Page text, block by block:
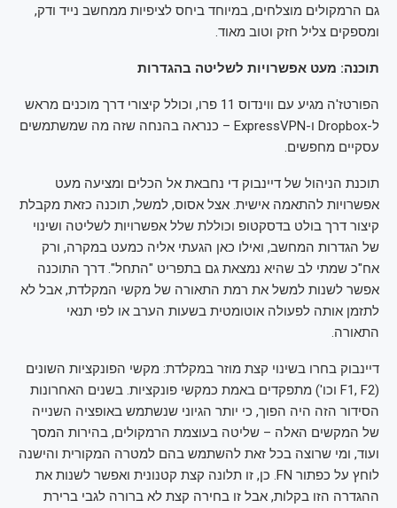
גם הרמקולים מוצלחים, במיוחד ביחס לציפיות ממחשב נייד ודק,
ומספקים צליל חזק וטוב מאוד.
תוכנה: מעט אפשרויות לשליטה בהגדרות
הפורטז'ה מגיע עם ווינדוס 11 פרו, וכולל קיצורי דרך מוכנים מראש
ל-Dropbox ו-ExpressVPN – כנראה בהנחה שזה מה שמשתמשים
עסקיים מחפשים.
תוכנת הניהול של דיינבוק די נחבאת אל הכלים ומציעה מעט
אפשרויות להתאמה אישית. אצל אסוס, למשל, תוכנה כזאת מקבלת
קיצור דרך בולט בדסקטופ וכוללת שלל אפשרויות לשליטה ושינוי
של הגדרות המחשב, ואילו כאן הגעתי אליה כמעט במקרה, ורק
אח"כ שמתי לב שהיא נמצאת גם בתפריט "התחל". דרך התוכנה
אפשר לשנות למשל את רמת התאורה של מקשי המקלדת, אבל לא
לתזמן אותה לפעולה אוטומטית בשעות הערב או לפי תנאי
התאורה.
דיינבוק בחרו בשינוי קצת מוזר במקלדת: מקשי הפונקציות השונים
(F1, F2 וכו') מתפקדים באמת כמקשי פונקציות. בשנים האחרונות
הסידור הזה היה הפוך, כי יותר הגיוני שנשתמש באופציה השנייה
של המקשים האלה – שליטה בעוצמת הרמקולים, בהירות המסך
ועוד, ומי שרוצה בכל זאת להשתמש בהם למטרה המקורית והישנה
לוחץ על כפתור FN. כן, זו תלונה קצת קטנונית ואפשר לשנות את
ההגדרה הזו בקלות, אבל זו בחירה קצת לא ברורה לגבי ברירת